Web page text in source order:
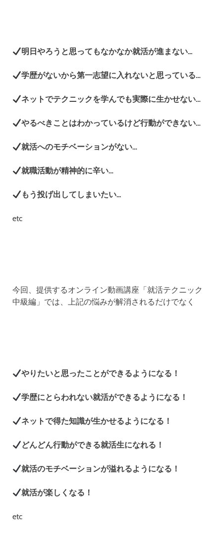
明日やろうと思ってもなかなか就活が進まない...
学歴がないから第一志望に入れないと思っている…
ネットでテクニックを学んでも実際に生かせない…
やるべきことはわかっているけど行動ができない…
就活へのモチベーションがない…
就職活動が精神的に辛い…
もう投げ出してしまいたい...
etc
今回、提供するオンライン動画講座「就活テクニック
中級編」では、上記の悩みが解消されるだけでなく
やりたいと思ったことができるようになる！
学歴にとらわれない就活ができるようになる！
ネットで得た知識が生かせるようになる！
どんどん行動ができる就活生になれる！
就活のモチベーションが溢れるようになる！
就活が楽しくなる！
etc